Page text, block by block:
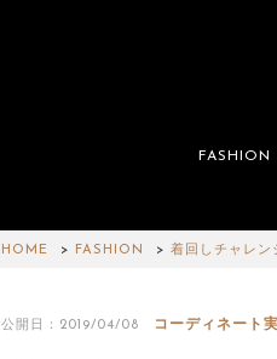
FASHION
HOME FASHION 着回しチャレン
公開日：2019/04/08 コーディネート